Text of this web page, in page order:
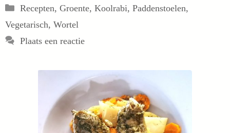
Categorieën
Recepten, Groente, Koolrabi, Paddenstoelen,
Vegetarisch, Wortel
Plaats een reactie